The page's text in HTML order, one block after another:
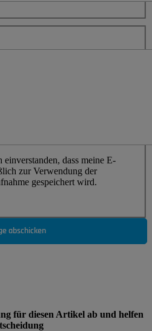
dass meine E-
zur Verwendung der
gespeichert wird.
abschicken
für diesen Artikel ab und helfen